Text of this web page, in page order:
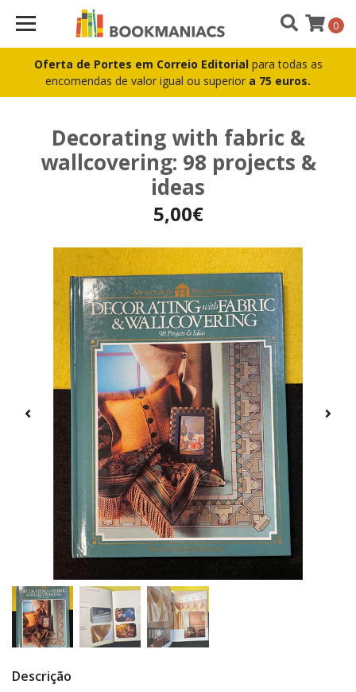
Oferta de Portes em Correio Editorial para todas as
encomendas de valor igual ou superior a 75 euros.
0
Decorating with fabric &
wallcovering: 98 projects &
ideas
5,00€
Descrição